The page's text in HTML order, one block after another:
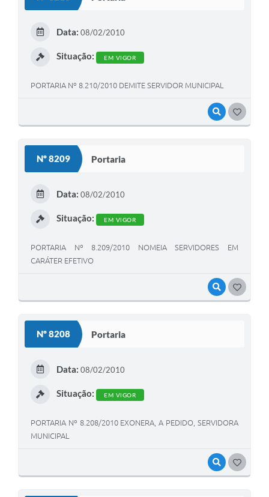
VISUALIZAR
Data: 08/02/2010
Situação: EM VIGOR
PORTARIA Nº 8.210/2010 DEMITE SERVIDOR MUNICIPAL
Nº 8209 Portaria
VISUALIZAR
Data: 08/02/2010
Situação: EM VIGOR
PORTARIA Nº 8.209/2010 NOMEIA SERVIDORES EM
CARÁTER EFETIVO
Nº 8208 Portaria
VISUALIZAR
Data: 08/02/2010
Situação: EM VIGOR
PORTARIA Nº 8.208/2010 EXONERA, A PEDIDO, SERVIDORA
MUNICIPAL